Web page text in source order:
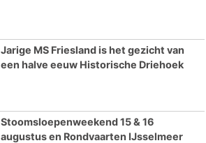
Jarige MS Friesland is het gezicht van
een halve eeuw Historische Driehoek
Stoomsloepenweekend 15 & 16
augustus en Rondvaarten IJsselmeer